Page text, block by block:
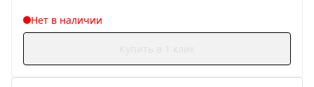
Нет в наличии